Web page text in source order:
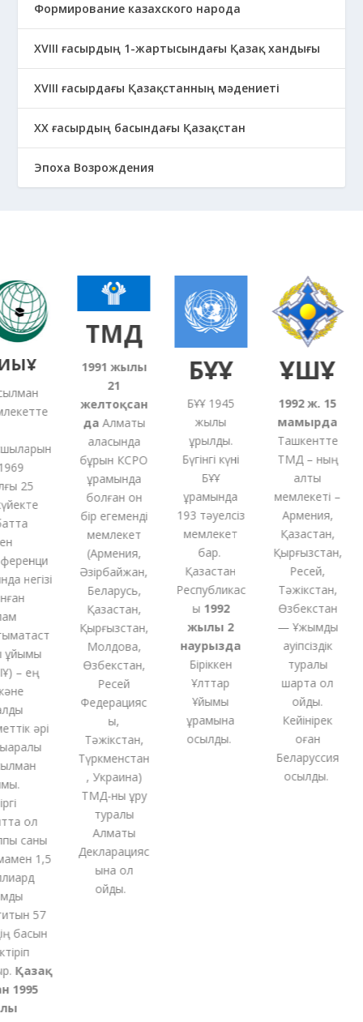
Формирование казахского народа
ХVIII ғасырдың 1-жартысындағы Қазақ хандығы
ХVІІІ ғасырдағы Қазақстанның мәдениеті
ХХ ғасырдың басындағы Қазақстан
Эпоха Возрождения
25
негізі
ең
әрі
ол
саны
1,5
57
басын
Қазақ
ТМД
1991жылғы
21
желтоқсан
даАлматы
қаласында
бұрын КСРО
құрамында
болғанон
бір егеменді
мемлекет
Армения,
Әзірбайжан,
Беларусь,
Қазақстан,
Қырғызстан,
Молдова,
Өзбекстан,
Ресей
Федерацияс
Тәжікстан,
Түркменстан
Украина)
ТМД-нықұру
туралы
Алматы
Декларацияс
ына қол
қойды.
БҰҰ
БҰҰ 1945
жылы
құрылды.
Бүгінгі күні
БҰҰ
құрамында
193 тәуелсіз
мемлекет
бар.
Қазақстан
Республикас
1992
жылы 2
наурызда
Біріккен
Ұлттар
Ұйымы
құрамына
қосылды.
ҰҚШҰ
1992 ж. 15
мамырда
Ташкентте
ТМД – ның
алты
мемлекеті –
Армения,
Қазақстан,
Қырғызстан,
Ресей,
Тәжікстан,
Өзбекстан
— Ұжымдық
қауіпсіздік
туралы
шартқа қол
қойды.
Кейінірек
оған
Беларуссия
қосылды.